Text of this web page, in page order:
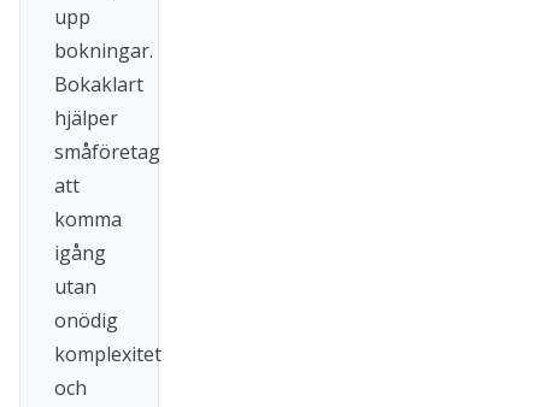
upp
bokningar.
Bokaklart
hjälper
småföretag
att
komma
igång
utan
onödig
komplexitet
och